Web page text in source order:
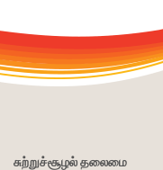
சுற்றுச்சூழல் தலைமை